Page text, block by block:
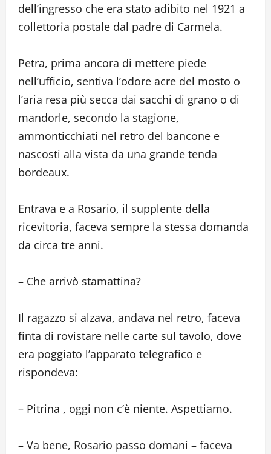
dell’ingresso che era stato adibito nel 1921 a
collettoria postale dal padre di Carmela.
Petra, prima ancora di mettere piede
nell’ufficio, sentiva l’odore acre del mosto o
l’aria resa più secca dai sacchi di grano o di
mandorle, secondo la stagione,
ammonticchiati nel retro del bancone e
nascosti alla vista da una grande tenda
bordeaux.
Entrava e a Rosario, il supplente della
ricevitoria, faceva sempre la stessa domanda
da circa tre anni.
– Che arrivò stamattina?
Il ragazzo si alzava, andava nel retro, faceva
finta di rovistare nelle carte sul tavolo, dove
era poggiato l’apparato telegrafico e
rispondeva:
– Pitrina , oggi non c’è niente. Aspettiamo.
– Va bene, Rosario passo domani – faceva